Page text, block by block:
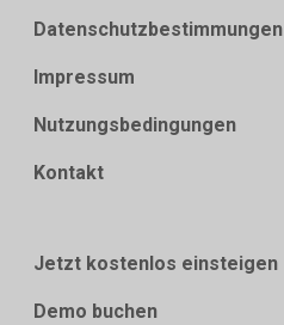
Datenschutzbestimmungen
Impressum
Nutzungsbedingungen
Kontakt
Jetzt kostenlos einsteigen
Demo buchen